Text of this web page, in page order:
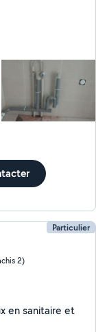
Particulier
2)
en sanitaire et